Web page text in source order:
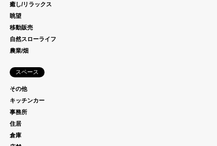
癒し/リラックス
眺望
移動販売
自然スローライフ
農業/畑
スペース
その他
キッチンカー
事務所
住居
倉庫